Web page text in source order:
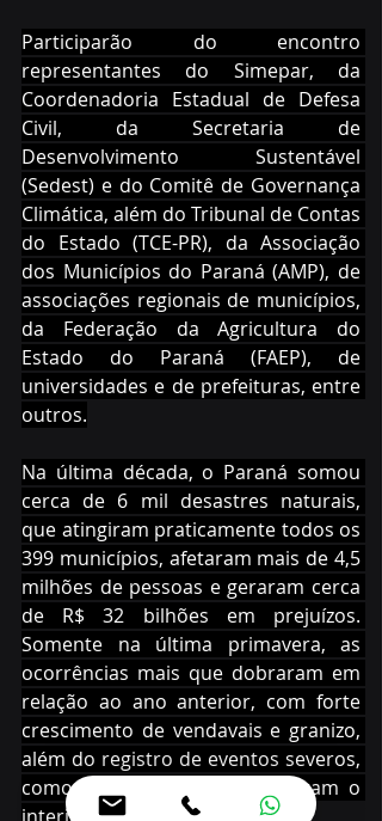
Participarão do encontro
representantes do Simepar, da
Coordenadoria Estadual de Defesa
Civil, da Secretaria de
Desenvolvimento Sustentável
(Sedest) e do Comitê de Governança
Climática, além do Tribunal de Contas
do Estado (TCE-PR), da Associação
dos Municípios do Paraná (AMP), de
associações regionais de municípios,
da Federação da Agricultura do
Estado do Paraná (FAEP), de
universidades e de prefeituras, entre
outros.
Na última década, o Paraná somou
cerca de 6 mil desastres naturais,
que atingiram praticamente todos os
399 municípios, afetaram mais de 4,5
milhões de pessoas e geraram cerca
de R$ 32 bilhões em prejuízos.
Somente na última primavera, as
ocorrências mais que dobraram em
relação ao ano anterior, com forte
crescimento de vendavais e granizo,
além do registro de eventos severos,
como os tornados que atingiram o